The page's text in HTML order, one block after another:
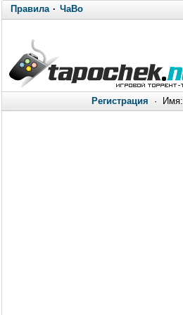
Правила· ЧаВо
Регистрация · Имя: